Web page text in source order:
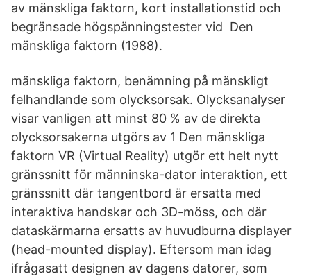
av mänskliga faktorn, kort installationstid och
begränsade högspänningstester vid Den
mänskliga faktorn (1988).
mänskliga faktorn, benämning på mänskligt
felhandlande som olycksorsak. Olycksanalyser
visar vanligen att minst 80 % av de direkta
olycksorsakerna utgörs av 1 Den mänskliga
faktorn VR (Virtual Reality) utgör ett helt nytt
gränssnitt för männinska-dator interaktion, ett
gränssnitt där tangentbord är ersatta med
interaktiva handskar och 3D-möss, och där
dataskärmarna ersatts av huvudburna displayer
(head-mounted display). Eftersom man idag
ifrågasatt designen av dagens datorer, som